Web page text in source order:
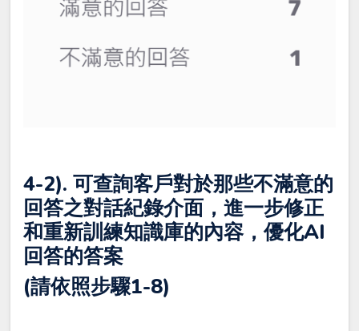
4-2). 可查詢客戶對於那些不滿意的
回答之對話紀錄介面，進一步修正
和重新訓練知識庫的內容，優化AI
回答的答案
(請依照步驟1-8)